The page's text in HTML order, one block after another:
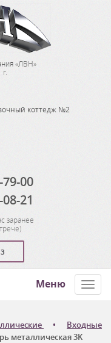
«ЛВН»
коттедж №2
00
21
заранее
)
Меню
Входные
металлическая 3K